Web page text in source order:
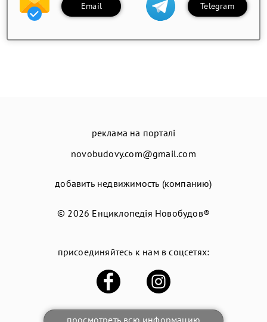
просмотреть всю информацию
Email Telegram
реклама на порталі
novobudovy.com@gmail.com
добавить недвижимость (компанию)
© 2026 Енциклопедія Новобудов®
присоединяйтесь к нам в соцсетях: